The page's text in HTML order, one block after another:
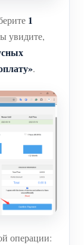
1
увидите,
.
операции: